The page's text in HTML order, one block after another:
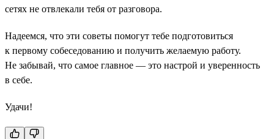
сетях не отвлекали тебя от разговора.
Надеемся, что эти советы помогут тебе подготовиться
к первому собеседованию и получить желаемую работу.
Не забывай, что самое главное — это настрой и уверенность
в себе.
Удачи!